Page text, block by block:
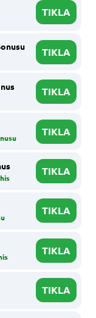
TIKLA
TIKLA
TIKLA
TIKLA
TIKLA
TIKLA
TIKLA
TIKLA